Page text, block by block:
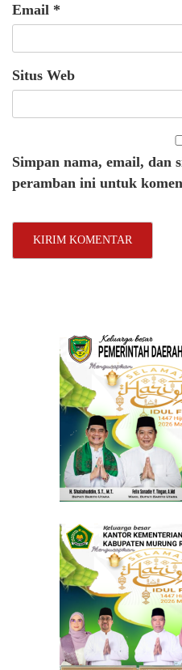
Email *
Situs Web
Simpan nama, email, dan
peramban ini untuk